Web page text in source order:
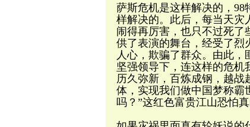
萨斯危机是这样解决的，
样解决的。此后，每当天灾
闹得再厉害，也只不过死了
供了表演的舞台，经受了烈
人心，欺骗了群众。由此
坚强领导下，连这样的危机
历久弥新，百炼成钢，越战
体，实现我们做中国梦称霸
吗？”这红色富贵江山恐怕真